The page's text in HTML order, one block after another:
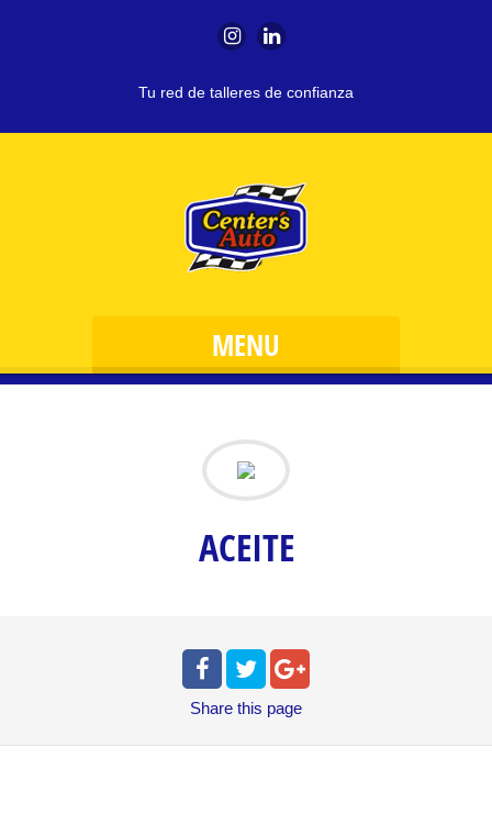
Tu red de talleres de confianza
MENU
ACEITE
Share this page